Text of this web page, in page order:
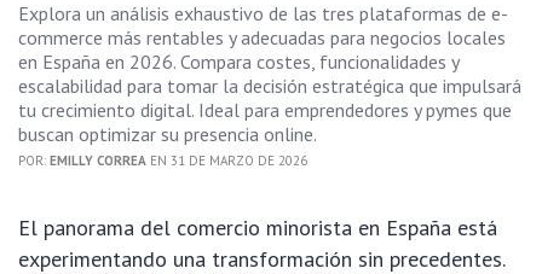
Explora un análisis exhaustivo de las tres plataformas de e-
commerce más rentables y adecuadas para negocios locales
en España en 2026. Compara costes, funcionalidades y
escalabilidad para tomar la decisión estratégica que impulsará
tu crecimiento digital. Ideal para emprendedores y pymes que
buscan optimizar su presencia online.
POR: EMILLY CORREA EN 31 DE MARZO DE 2026
El panorama del comercio minorista en España está
experimentando una transformación sin precedentes.